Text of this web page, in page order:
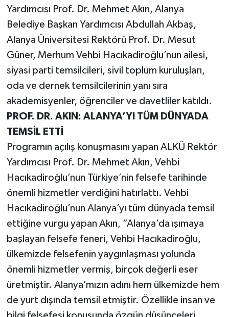
Yardımcısı Prof. Dr. Mehmet Akın, Alanya
Belediye Başkan Yardımcısı Abdullah Akbaş,
Alanya Üniversitesi Rektörü Prof. Dr. Mesut
Güner, Merhum Vehbi Hacıkadiroğlu’nun ailesi,
siyasi parti temsilcileri, sivil toplum kuruluşları,
oda ve dernek temsilcilerinin yanı sıra
akademisyenler, öğrenciler ve davetliler katıldı.
PROF. DR. AKIN: ALANYA’YI TÜM DÜNYADA
TEMSİL ETTİ
Programın açılış konuşmasını yapan ALKÜ Rektör
Yardımcısı Prof. Dr. Mehmet Akın, Vehbi
Hacıkadiroğlu’nun Türkiye’nin felsefe tarihinde
önemli hizmetler verdiğini hatırlattı. Vehbi
Hacıkadiroğlu’nun Alanya’yı tüm dünyada temsil
ettiğine vurgu yapan Akın, “Alanya’da ışımaya
başlayan felsefe feneri, Vehbi Hacıkadiroğlu,
ülkemizde felsefenin yaygınlaşması yolunda
önemli hizmetler vermiş, birçok değerli eser
üretmiştir. Alanya’mızın adını hem ülkemizde hem
de yurt dışında temsil etmiştir. Özellikle insan ve